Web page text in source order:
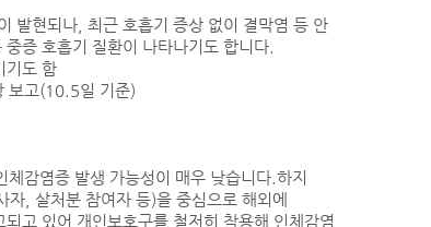
발현되나, 최근 호흡기 증상 없이 결막염 등 안
증 호흡기 질환이 나타나기도 합니다.
기도 함
보고(10.5일 기준)
감염증 발생 가능성이 매우 낮습니다.하지
, 살처분 참여자 등)을 중심으로 해외에
고 있어 개인보호구를 철저히 착용해 인체감염